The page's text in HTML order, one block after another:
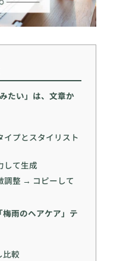
たい」は、文章か
イプとスタイリスト
して生成
調整 → コピーして
雨のヘアケア」テ
比較